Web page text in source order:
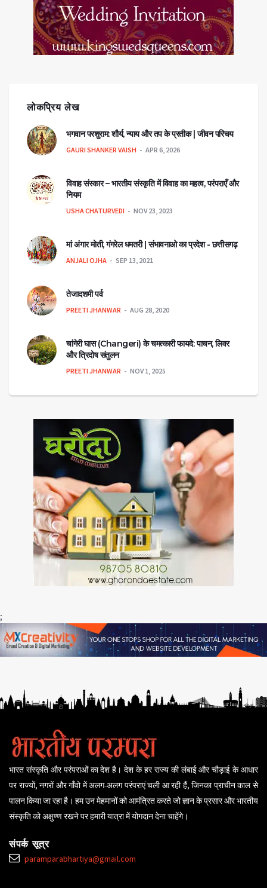
लोकप्रिय लेख
भगवान परशुराम: शौर्य, न्याय और तप के प्रतीक | जीवन परिचय
GAURI SHANKER VAISH APR 6, 2026
विवाह संस्कार – भारतीय संस्कृति में विवाह का महत्व, परंपराएँ और
नियम
USHA CHATURVEDI NOV 23, 2023
मां अंगार मोती, गंगरेल धमतरी | संभावनाओ का प्रदेश - छत्तीसगढ़
ANJALI OJHA SEP 13, 2021
तेजादशमी पर्व
PREETI JHANWAR AUG 28, 2020
चांगेरी घास (Changeri) के चमत्कारी फायदे: पाचन, लिवर
और त्रिदोष संतुलन
PREETI JHANWAR NOV 1, 2025
;
भारत संस्कृति और परंपराओं का देश है। देश के हर राज्य की लंबाई और चौड़ाई के आधार
पर राज्यों, नगरों और गाँवो में अलग-अलग परंपराएं चली आ रही हैं, जिनका प्राचीन काल से
पालन किया जा रहा है। हम उन मेहमानों को आमंत्रित करते जो ज्ञान के प्रसार और भारतीय
संस्कृति को अक्षुण्ण रखने पर हमारी यात्रा में योगदान देना चाहेंगे।
संपर्क सूत्र
paramparabhartiya@gmail.com